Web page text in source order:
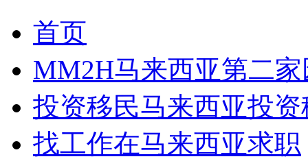
首页
MM2H马来西亚第二家
投资移民马来西亚投资
找工作在马来西亚求职